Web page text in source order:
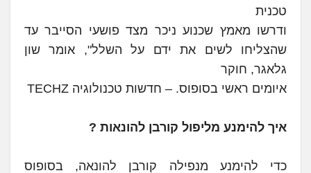
טכנית
ודרשו מאמץ שכנוע ניכר מצד פושעי הסייבר עד
שהצליחו לשים את ידם על השלל", אומר שון
גלאגר, חוקר
איומים ראשי בסופוס. – חדשות טכנולוגיה TECHZ
איך להימנע מליפול קורבן להונאות ?
כדי להימנע מנפילה קורבן להונאה, בסופוס